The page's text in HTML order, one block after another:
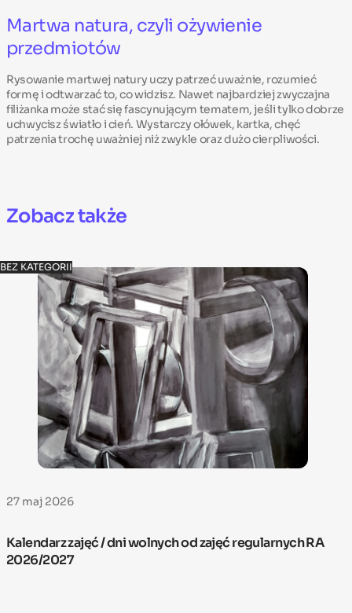
Martwa natura, czyli ożywienie
przedmiotów
Rysowanie martwej natury uczy patrzeć uważnie, rozumieć
formę i odtwarzać to, co widzisz. Nawet najbardziej zwyczajna
filiżanka może stać się fascynującym tematem, jeśli tylko dobrze
uchwycisz światło i cień. Wystarczy ołówek, kartka, chęć
patrzenia trochę uważniej niż zwykle oraz dużo cierpliwości.
Zobacz także
BEZ KATEGORII
27 maj 2026
Kalendarz zajęć / dni wolnych od zajęć regularnych RA
2026/2027